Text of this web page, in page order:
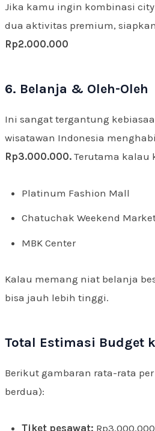
Jika kamu ingin kombinasi
dua aktivitas premium,
Rp2.000.000
6. Belanja & Oleh-Oleh
Ini sangat tergantung
wisatawan Indonesia
Rp3.000.000. Terutama kalau
Platinum Fashion Mall
Chatuchak Weekend
MBK Center
Kalau memang niat belanja
bisa jauh lebih tinggi.
Total Estimasi Budget
Berikut gambaran rata-rata
berdua):
Tiket pesawat: Rp3.000.000